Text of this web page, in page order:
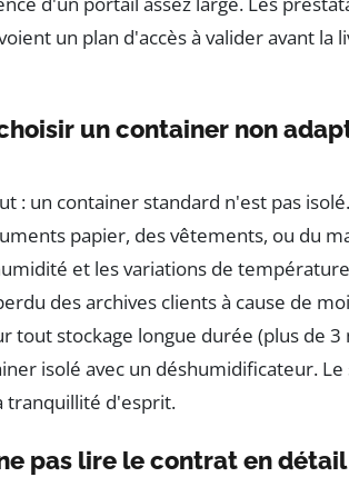
un plan d'accès à valider avant la
un container non
: un container standard n'est pas
papier, des vêtements, ou du
et les variations de
des archives clients à cause de
tout stockage longue durée (plus de 3
isolé avec un déshumidificateur.
tranquillité d'esprit.
pas lire le contrat en détail